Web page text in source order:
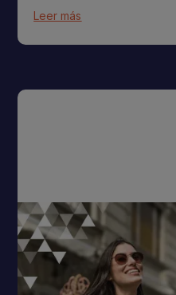
Leer más